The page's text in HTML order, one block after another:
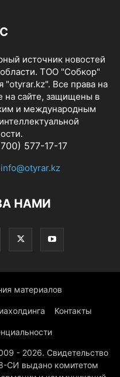
источник новостей
ТОО "Собкор"
"otyrar.kz". Все права на
на сайте, защищены в
и международным
577-17-17
info@otyrar.kz
НАМИ
материалов
Контакты
- 2026. Свидетельство
СИ выдано комитетом